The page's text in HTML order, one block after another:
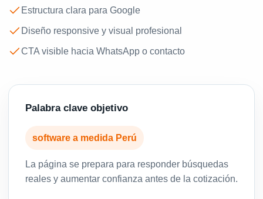
Estructura clara para Google
Diseño responsive y visual profesional
CTA visible hacia WhatsApp o contacto
Palabra clave objetivo
software a medida Perú
La página se prepara para responder búsquedas
reales y aumentar confianza antes de la cotización.